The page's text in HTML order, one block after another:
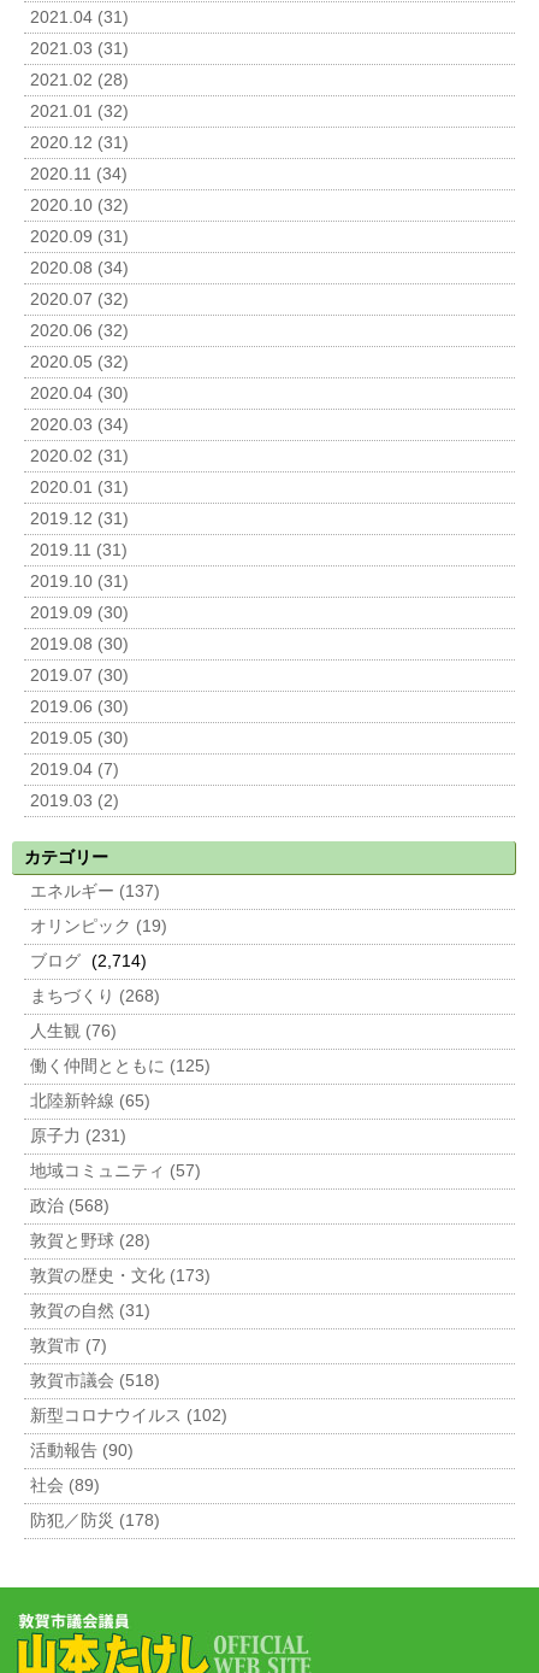
2021.04 (31)
2021.03 (31)
2021.02 (28)
2021.01 (32)
2020.12 (31)
2020.11 (34)
2020.10 (32)
2020.09 (31)
2020.08 (34)
2020.07 (32)
2020.06 (32)
2020.05 (32)
2020.04 (30)
2020.03 (34)
2020.02 (31)
2020.01 (31)
2019.12 (31)
2019.11 (31)
2019.10 (31)
2019.09 (30)
2019.08 (30)
2019.07 (30)
2019.06 (30)
2019.05 (30)
2019.04 (7)
2019.03 (2)
カテゴリー
エネルギー (137)
オリンピック (19)
ブログ (2,714)
まちづくり (268)
人生観 (76)
働く仲間とともに (125)
北陸新幹線 (65)
原子力 (231)
地域コミュニティ (57)
政治 (568)
敦賀と野球 (28)
敦賀の歴史・文化 (173)
敦賀の自然 (31)
敦賀市 (7)
敦賀市議会 (518)
新型コロナウイルス (102)
活動報告 (90)
社会 (89)
防犯／防災 (178)